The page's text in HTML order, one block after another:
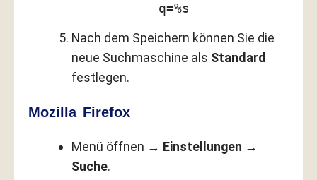
q=%s
Nach dem Speichern können Sie die
neue Suchmaschine als Standard
festlegen.
Mozilla Firefox
Menü öffnen → Einstellungen →
Suche.